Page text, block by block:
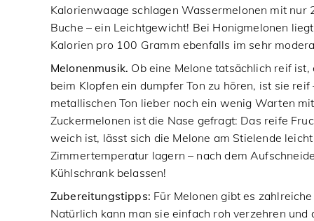
Kalorienwaage schlagen Wassermelonen mit nur
Buche – ein Leichtgewicht! Bei Honigmelonen
Kalorien pro 100 Gramm ebenfalls im sehr
Melonenmusik. Ob eine Melone tatsächlich reif
beim Klopfen ein dumpfer Ton zu hören, ist sie
metallischen Ton lieber noch ein wenig Warten
Zuckermelonen ist die Nase gefragt: Das reife
weich ist, lässt sich die Melone am Stielende
Zimmertemperatur lagern – nach dem
Kühlschrank belassen!
Zubereitungstipps: Für Melonen gibt es
Natürlich kann man sie einfach roh verzehren